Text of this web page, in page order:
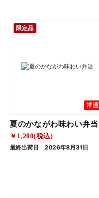
限定品
常温
夏のかながわ味わい弁当
￥1,200(税込)
最終出荷日 2026年8月31日